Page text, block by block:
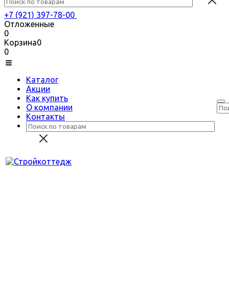
+7 (921) 397-78-00
Отложенные
0
Корзина0
0
Каталог
Акции
Как купить
О компании
Контакты